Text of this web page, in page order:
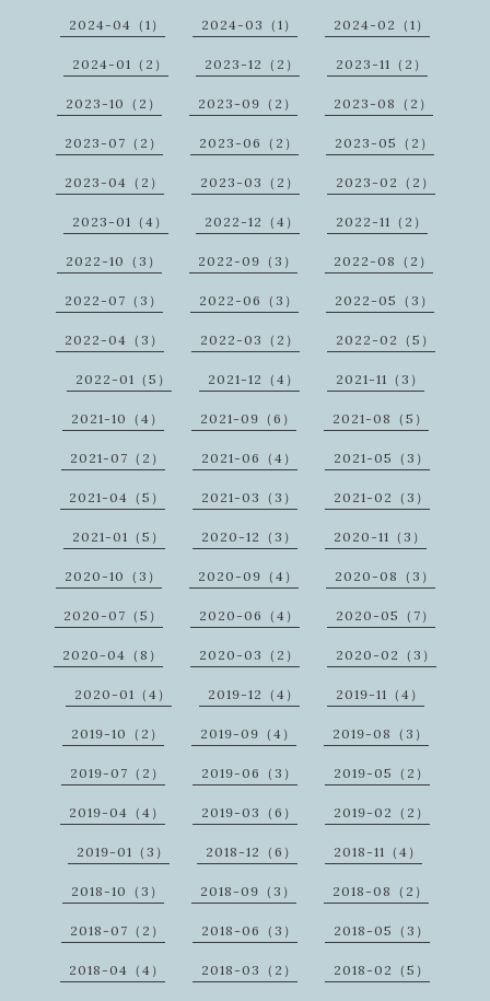
2024-04（1） 2024-03（1） 2024-02（1）
2024-01（2） 2023-12（2） 2023-11（2）
2023-10（2） 2023-09（2） 2023-08（2）
2023-07（2） 2023-06（2） 2023-05（2）
2023-04（2） 2023-03（2） 2023-02（2）
2023-01（4） 2022-12（4） 2022-11（2）
2022-10（3） 2022-09（3） 2022-08（2）
2022-07（3） 2022-06（3） 2022-05（3）
2022-04（3） 2022-03（2） 2022-02（5）
2022-01（5） 2021-12（4） 2021-11（3）
2021-10（4） 2021-09（6） 2021-08（5）
2021-07（2） 2021-06（4） 2021-05（3）
2021-04（5） 2021-03（3） 2021-02（3）
2021-01（5） 2020-12（3） 2020-11（3）
2020-10（3） 2020-09（4） 2020-08（3）
2020-07（5） 2020-06（4） 2020-05（7）
2020-04（8） 2020-03（2） 2020-02（3）
2020-01（4） 2019-12（4） 2019-11（4）
2019-10（2） 2019-09（4） 2019-08（3）
2019-07（2） 2019-06（3） 2019-05（2）
2019-04（4） 2019-03（6） 2019-02（2）
2019-01（3） 2018-12（6） 2018-11（4）
2018-10（3） 2018-09（3） 2018-08（2）
2018-07（2） 2018-06（3） 2018-05（3）
2018-04（4） 2018-03（2） 2018-02（5）